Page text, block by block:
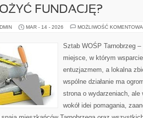
FUNDACJĘ?
MAR - 14 - 2026 MOŻLIWOŚĆ
Sztab WOŚP Tarnobrzeg
miejsce, w którym
entuzjazmem, a lokalna
wspólne działanie ma
strona o wydarzeniach,
wokół idei pomagania,